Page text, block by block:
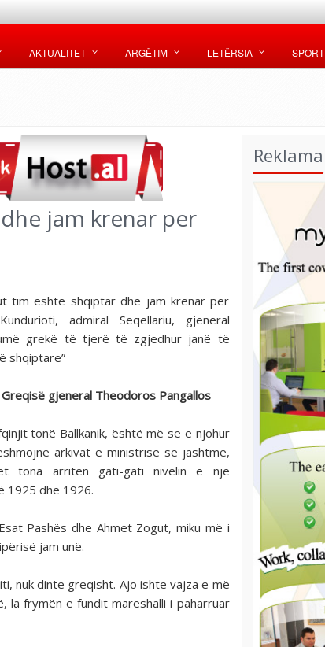
AKTUALITET ARGËTIM LETËRSIA SPORT
jam krenar per
tim është shqiptar dhe jam krenar për
admiral Seqellariu, gjeneral
grekë të tjerë të zgjedhur janë të
shqiptare”
gjeneral Theodoros Pangallos
tonë Ballkanik, është më se e njohur
arkivat e ministrisë së jashtme,
tona arritën gati-gati nivelin e një
1925 dhe 1926.
Pashës dhe Ahmet Zogut, miku më i
jam unë.
nuk dinte greqisht. Ajo ishte vajza e më
la frymën e fundit mareshalli i paharruar
Reklama